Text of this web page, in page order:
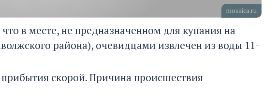
mosaica.ru
в месте, не предназначенном для купания на
района), очевидцами извлечен из воды 11-
скорой. Причина происшествия